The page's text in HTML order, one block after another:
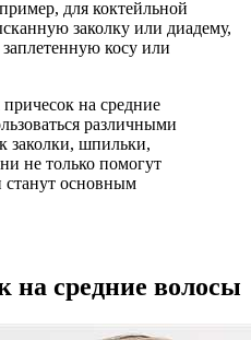
для коктейльной
заколку или диадему,
косу или
на средние
различными
заколки, шпильки,
не только помогут
станут основным
на средние волосы